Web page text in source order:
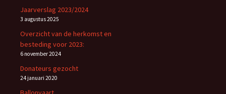
Jaarverslag 2023/2024
3 augustus 2025
Overzicht van de herkomst en
besteding voor 2023:
6 november 2024
Donateurs gezocht
24 januari 2020